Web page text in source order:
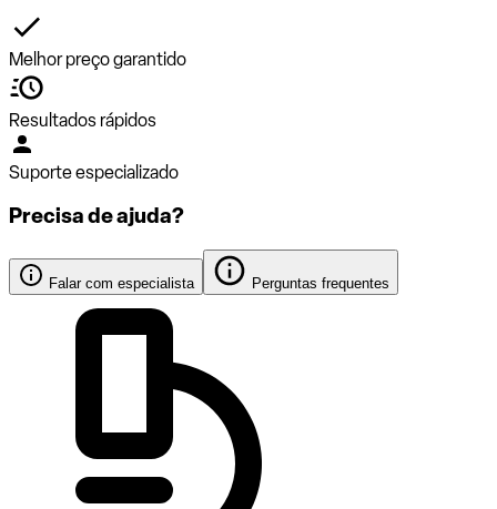
Melhor preço garantido
Resultados rápidos
Suporte especializado
Precisa de ajuda?
Falar com especialista Perguntas frequentes